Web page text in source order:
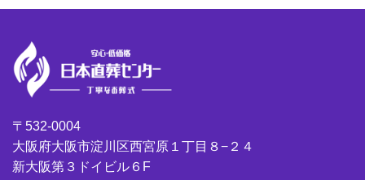
〒532-0004
大阪府大阪市淀川区西宮原１丁目８−２４
新大阪第３ドイビル６F